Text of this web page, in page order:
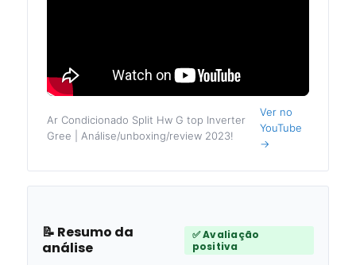
Ar Condicionado Split Hw G top Inverter
Gree | Análise/unboxing/review 2023!
Ver no
YouTube
→
📝 Resumo da
análise
✅ Avaliação
positiva